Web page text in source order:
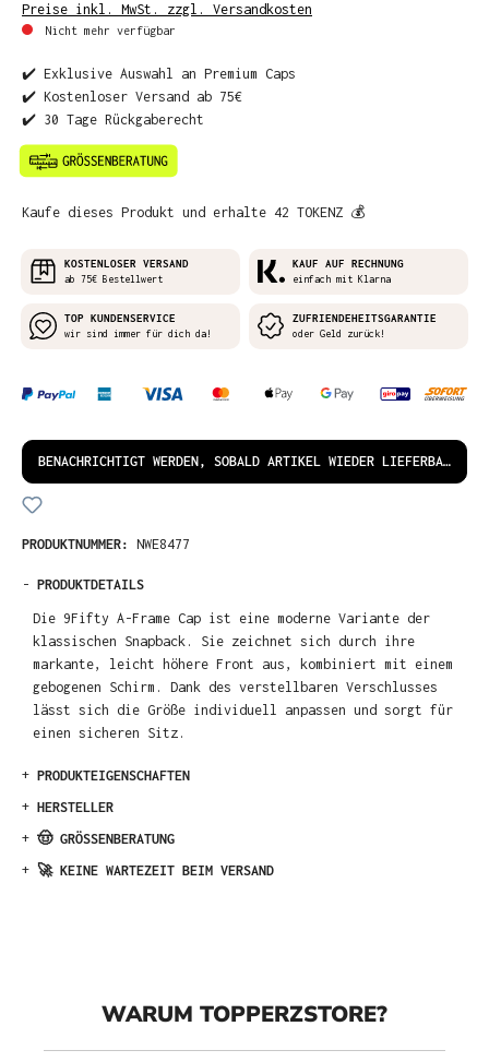
Preise inkl. MwSt. zzgl. Versandkosten
Nicht mehr verfügbar
✔️ Exklusive Auswahl an Premium Caps
✔️ Kostenloser Versand ab 75€
✔️ 30 Tage Rückgaberecht
Kaufe dieses Produkt und erhalte 42 TOKENZ 💰
KOSTENLOSER VERSAND
ab 75€ Bestellwert
KAUF AUF RECHNUNG
einfach mit Klarna
TOP KUNDENSERVICE
wir sind immer für dich da!
ZUFRIENDEHEITSGARANTIE
oder Geld zurück!
BENACHRICHTIGT WERDEN, SOBALD ARTIKEL WIEDER LIEFERBAR IST!
PRODUKTNUMMER: NWE8477
- PRODUKTDETAILS
Die 9Fifty A-Frame Cap ist eine moderne Variante der
klassischen Snapback. Sie zeichnet sich durch ihre
markante, leicht höhere Front aus, kombiniert mit einem
gebogenen Schirm. Dank des verstellbaren Verschlusses
lässt sich die Größe individuell anpassen und sorgt für
einen sicheren Sitz.
+ PRODUKTEIGENSCHAFTEN
+ HERSTELLER
+ 🤠 GRÖSSENBERATUNG
+ 🚀 KEINE WARTEZEIT BEIM VERSAND
WARUM TOPPERZSTORE?